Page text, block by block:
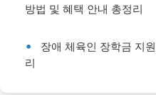
방법 및 혜택 안내 총정리
장애 체육인 장학금 지
리